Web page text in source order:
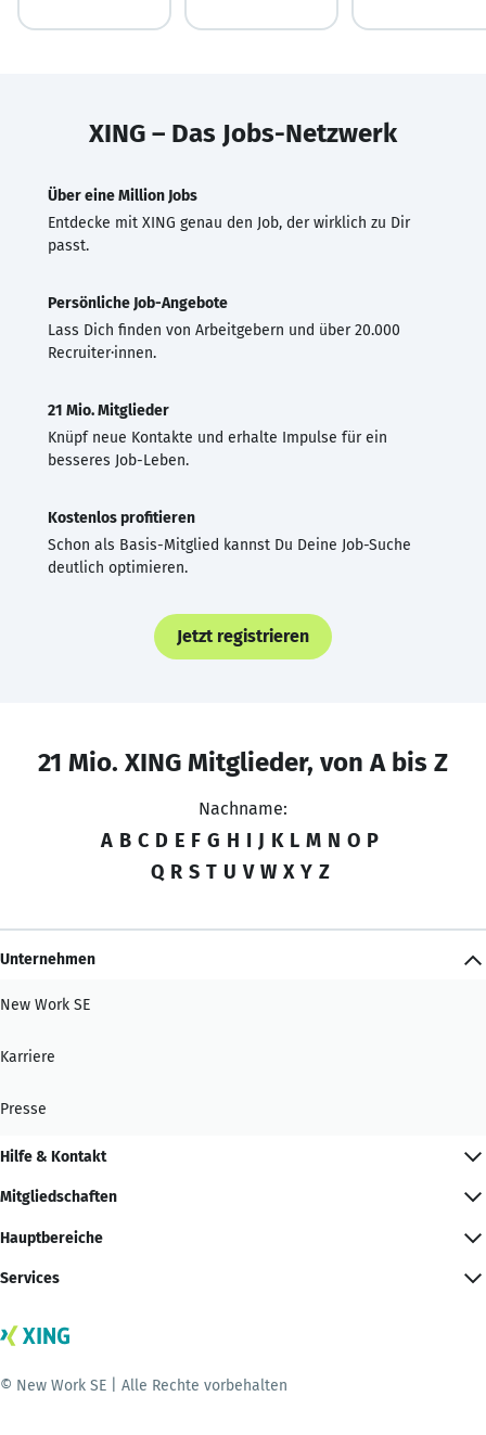
XING – Das Jobs-Netzwerk
Über eine Million Jobs
Entdecke mit XING genau den Job, der wirklich zu Dir
passt.
Persönliche Job-Angebote
Lass Dich finden von Arbeitgebern und über 20.000
Recruiter·innen.
21 Mio. Mitglieder
Knüpf neue Kontakte und erhalte Impulse für ein
besseres Job-Leben.
Kostenlos profitieren
Schon als Basis-Mitglied kannst Du Deine Job-Suche
deutlich optimieren.
Jetzt registrieren
21 Mio. XING Mitglieder, von A bis Z
Nachname:
A B C D E F G H I J K L M N O P
Q R S T U V W X Y Z
Unternehmen
New Work SE
Karriere
Presse
Hilfe & Kontakt
Mitgliedschaften
Hauptbereiche
Services
© New Work SE | Alle Rechte vorbehalten